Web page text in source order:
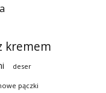
kremem
deser
pączki